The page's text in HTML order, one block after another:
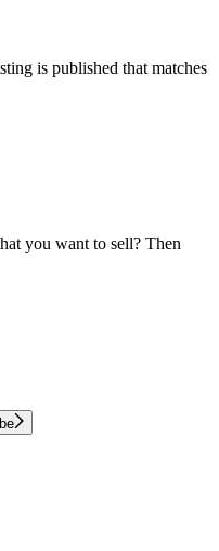
is published that matches
you want to sell? Then